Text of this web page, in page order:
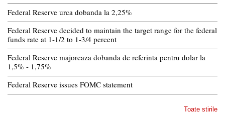
Federal Reserve urca dobanda la 2,25%
Federal Reserve decided to maintain the target range for the federal
funds rate at 1-1/2 to 1-3/4 percent
Federal Reserve majoreaza dobanda de referinta pentru dolar la
1,5% - 1,75%
Federal Reserve issues FOMC statement
Toate stirile